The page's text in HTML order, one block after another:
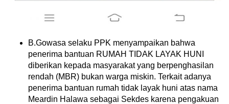
B.Gowasa selaku PPK menyampaikan bahwa
penerima bantuan RUMAH TIDAK LAYAK HUNI
diberikan kepada masyarakat yang berpenghasilan
rendah (MBR) bukan warga miskin. Terkait adanya
penerima bantuan rumah tidak layak huni atas nama
Meardin Halawa sebagai Sekdes karena pengakuan